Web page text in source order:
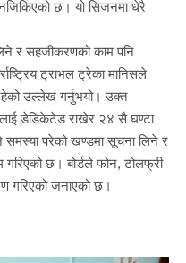
छ। यो सिजनमा धेरै
र सहजीकरणको काम पनि
ट्राभल ट्रेका मानिसले
उल्लेख गर्नुभयो। उक्त
डेडिकेटेड राखेर २४ सै घण्टा
परेको खण्डमा सूचना लिने र
गरिएको छ। बोर्डले फोन, टोलफ्री
गरिएको जनाएको छ।